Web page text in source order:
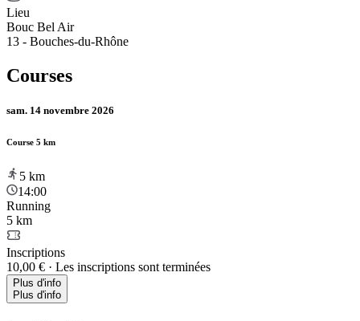
Lieu
Bouc Bel Air
13 - Bouches-du-Rhône
Courses
sam. 14 novembre 2026
Course 5 km
5 km
14:00
Running
5 km
Inscriptions
10,00 € · Les inscriptions sont terminées
Plus d'info
Plus d'info